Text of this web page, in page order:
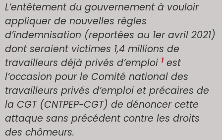
L’entêtement du gouvernement à vouloir
appliquer de nouvelles règles
d’indemnisation (reportées au 1er avril 2021)
dont seraient victimes 1,4 millions de
travailleurs déjà privés d’emploi 1 est
l’occasion pour le Comité national des
travailleurs privés d’emploi et précaires de
la CGT (CNTPEP-CGT) de dénoncer cette
attaque sans précédent contre les droits
des chômeurs.